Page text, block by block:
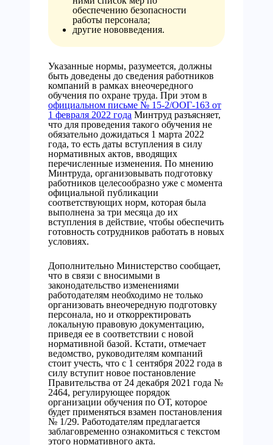
обеспечению безопасности
работы персонала;
другие нововведения.
Указанные нормы, разумеется, должны
быть доведены до сведения работников
компаний в рамках внеочередного
обучения по охране труда. При этом в
официальном письме № 15-2/ООГ-163 от
1 февраля 2022 года Минтруд разъясняет,
что для проведения такого обучения не
обязательно дожидаться 1 марта 2022
года, то есть даты вступления в силу
нормативных актов, вводящих
перечисленные изменения. По мнению
Минтруда, организовывать подготовку
работников целесообразно уже с момента
официальной публикации
соответствующих норм, которая была
выполнена за три месяца до их
вступления в действие, чтобы обеспечить
готовность сотрудников работать в новых
условиях.
Дополнительно Министерство сообщает,
что в связи с вносимыми в
законодательство изменениями
работодателям необходимо не только
организовать внеочередную подготовку
персонала, но и откорректировать
локальную правовую документацию,
приведя ее в соответствии с новой
нормативной базой. Кстати, отмечает
ведомство, руководителям компаний
стоит учесть, что с 1 сентября 2022 года в
силу вступит новое постановление
Правительства от 24 декабря 2021 года №
2464, регулирующее порядок
организации обучения по ОТ, которое
будет применяться взамен постановления
№ 1/29. Работодателям предлагается
заблаговременно ознакомиться с текстом
этого нормативного акта.